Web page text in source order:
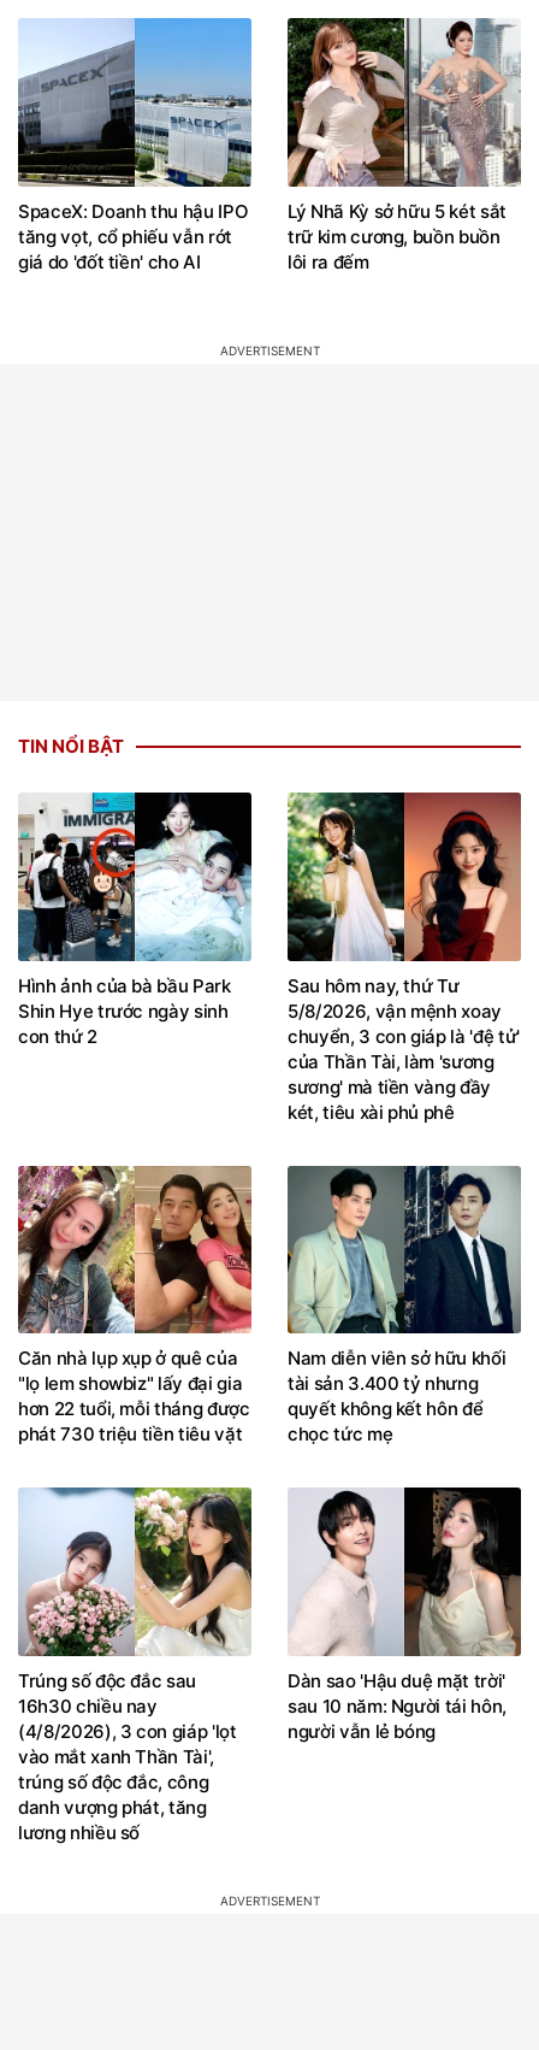
SpaceX: Doanh thu hậu IPO
tăng vọt, cổ phiếu vẫn rớt
giá do 'đốt tiền' cho AI
Lý Nhã Kỳ sở hữu 5 két sắt
trữ kim cương, buồn buồn
lôi ra đếm
TIN NỔI BẬT
Hình ảnh của bà bầu Park
Shin Hye trước ngày sinh
con thứ 2
Sau hôm nay, thứ Tư
5/8/2026, vận mệnh xoay
chuyển, 3 con giáp là 'đệ tử'
của Thần Tài, làm 'sương
sương' mà tiền vàng đầy
két, tiêu xài phủ phê
Căn nhà lụp xụp ở quê của
"lọ lem showbiz" lấy đại gia
hơn 22 tuổi, mỗi tháng được
phát 730 triệu tiền tiêu vặt
Nam diễn viên sở hữu khối
tài sản 3.400 tỷ nhưng
quyết không kết hôn để
chọc tức mẹ
Trúng số độc đắc sau
16h30 chiều nay
(4/8/2026), 3 con giáp 'lọt
vào mắt xanh Thần Tài',
trúng số độc đắc, công
danh vượng phát, tăng
lương nhiều số
Dàn sao 'Hậu duệ mặt trời'
sau 10 năm: Người tái hôn,
người vẫn lẻ bóng